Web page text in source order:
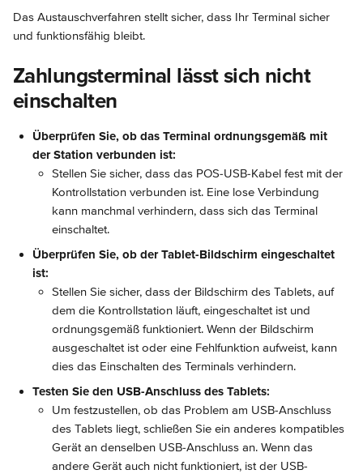
Das Austauschverfahren stellt sicher, dass Ihr Terminal sicher
und funktionsfähig bleibt.
Zahlungsterminal lässt sich nicht
einschalten
Überprüfen Sie, ob das Terminal ordnungsgemäß mit
der Station verbunden ist:
Stellen Sie sicher, dass das POS-USB-Kabel fest mit der
Kontrollstation verbunden ist. Eine lose Verbindung
kann manchmal verhindern, dass sich das Terminal
einschaltet.
Überprüfen Sie, ob der Tablet-Bildschirm eingeschaltet
ist:
Stellen Sie sicher, dass der Bildschirm des Tablets, auf
dem die Kontrollstation läuft, eingeschaltet ist und
ordnungsgemäß funktioniert. Wenn der Bildschirm
ausgeschaltet ist oder eine Fehlfunktion aufweist, kann
dies das Einschalten des Terminals verhindern.
Testen Sie den USB-Anschluss des Tablets:
Um festzustellen, ob das Problem am USB-Anschluss
des Tablets liegt, schließen Sie ein anderes kompatibles
Gerät an denselben USB-Anschluss an. Wenn das
andere Gerät auch nicht funktioniert, ist der USB-